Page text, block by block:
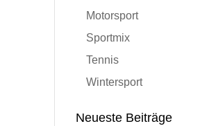
Motorsport
Sportmix
Tennis
Wintersport
Neueste Beiträge